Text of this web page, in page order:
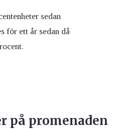
sedan
för ett år sedan då
på promenaden